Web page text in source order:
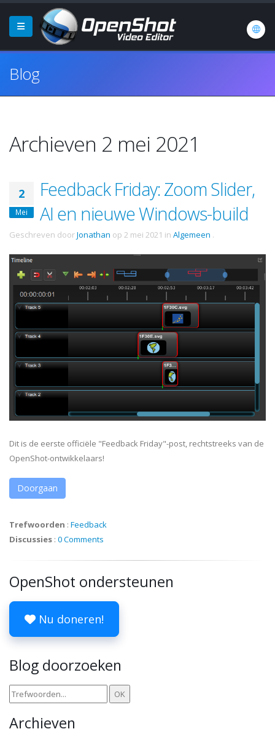
Blog
Archieven 2 mei 2021
2
Mei
Feedback Friday: Zoom Slider,
AI en nieuwe Windows-build
Geschreven doorJonathan op 2 mei 2021 in Algemeen .
Dit is de eerste officiële "Feedback Friday"-post, rechtstreeks van de
OpenShot-ontwikkelaars!
Doorgaan
Trefwoorden : Feedback
Discussies : 0 Comments
OpenShot ondersteunen
Nu doneren!
Blog doorzoeken
Archieven